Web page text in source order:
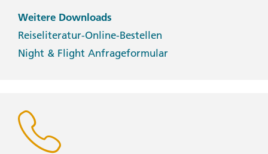
Weitere Downloads
Reiseliteratur-Online-Bestellen
Night & Flight Anfrageformular